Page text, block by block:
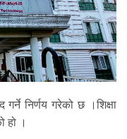
गर्ने निर्णय गरेको छ ।शिक्षा
हो ।